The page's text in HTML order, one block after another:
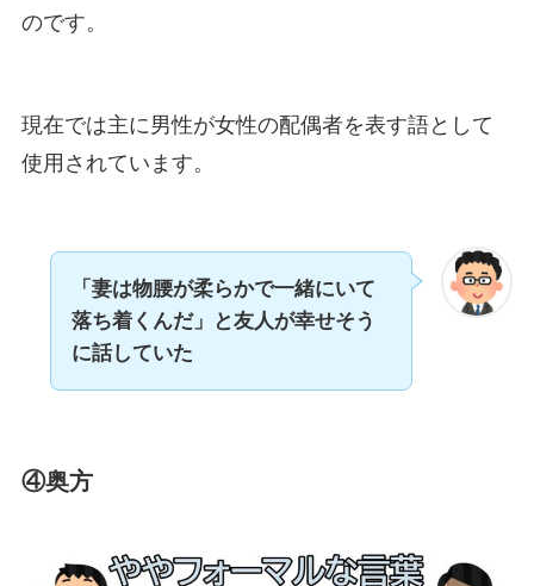
のです。
現在では主に男性が女性の配偶者を表す語として
使用されています。
「妻は物腰が柔らかで一緒にいて
落ち着くんだ」と友人が幸せそう
に話していた
④奥方